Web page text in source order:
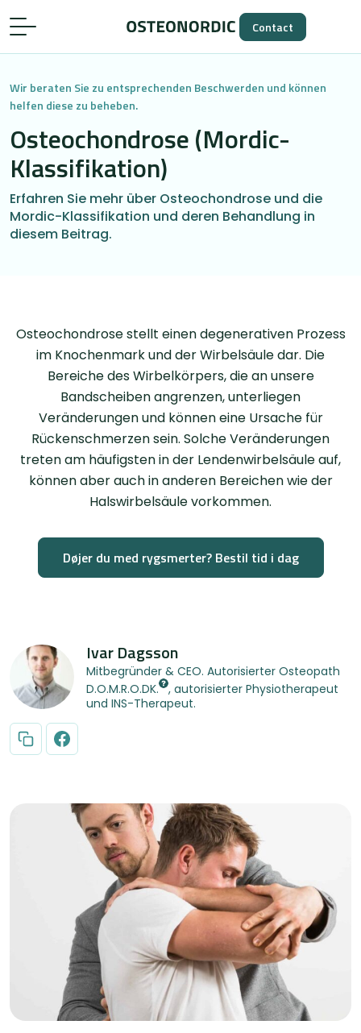
Contact
Wir beraten Sie zu entsprechenden Beschwerden und können
helfen diese zu beheben.
Osteochondrose (Mordic-
Klassifikation)
Erfahren Sie mehr über Osteochondrose und die
Mordic-Klassifikation und deren Behandlung in
diesem Beitrag.
Osteochondrose stellt einen degenerativen Prozess
im Knochenmark und der Wirbelsäule dar. Die
Bereiche des Wirbelkörpers, die an unsere
Bandscheiben angrenzen, unterliegen
Veränderungen und können eine Ursache für
Rückenschmerzen sein. Solche Veränderungen
treten am häufigsten in der Lendenwirbelsäule auf,
können aber auch in anderen Bereichen wie der
Halswirbelsäule vorkommen.
Døjer du med rygsmerter? Bestil tid i dag
Ivar Dagsson
Mitbegründer & CEO. Autorisierter Osteopath
D.O.M.R.O.DK.
, autorisierter Physiotherapeut
und INS-Therapeut.